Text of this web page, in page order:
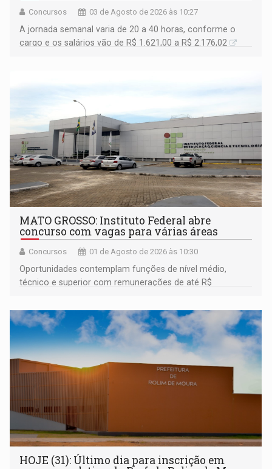
Concursos 03 de Agosto de 2026 às 10:27
A jornada semanal varia de 20 a 40 horas, conforme o
cargo e os salários vão de R$ 1.621,00 a R$ 2.176,02
MATO GROSSO: Instituto Federal abre
concurso com vagas para várias áreas
Concursos 01 de Agosto de 2026 às 10:30
Oportunidades contemplam funções de nível médio,
técnico e superior com remunerações de até R$
HOJE (31): Último dia para inscrição em